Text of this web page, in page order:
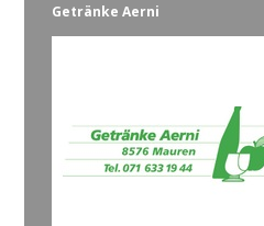
Getränke Aerni